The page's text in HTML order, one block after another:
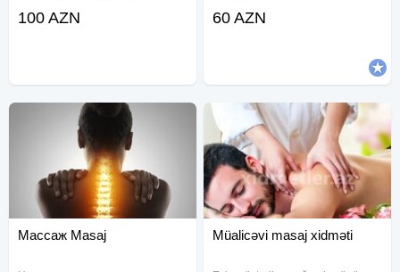
xidmətinizdəyik Sport Klassik
100 AZN
nahiyəsində olan ağrılarin aradan
60 AZN
Массаж Masaj Müalicəvi masaj xidməti